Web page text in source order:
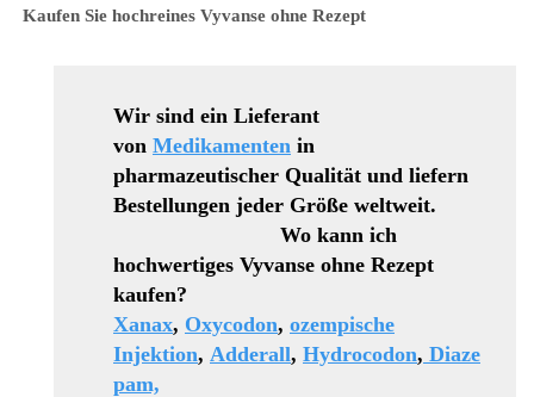
REZEPT
Kaufen Sie hochreines Vyvanse ohne Rezept
Wir sind ein Lieferant
von Medikamenten in
pharmazeutischer Qualität und liefern
Bestellungen jeder Größe weltweit.
Wo kann ich
hochwertiges Vyvanse ohne Rezept
kaufen?
Xanax, Oxycodon, ozempische
Injektion, Adderall, Hydrocodon, Diaze
pam,